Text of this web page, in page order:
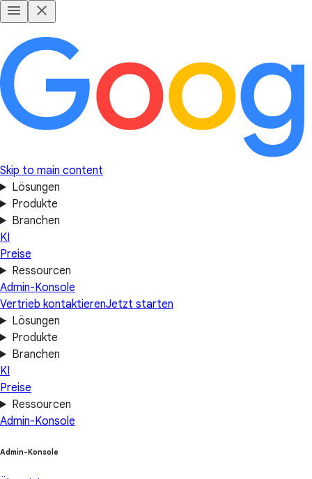
Skip to main content
Lösungen
Produkte
Branchen
KI
Preise
Ressourcen
Admin-Konsole
Vertrieb kontaktierenJetzt starten
Lösungen
Produkte
Branchen
KI
Preise
Ressourcen
Admin-Konsole
Admin-Konsole